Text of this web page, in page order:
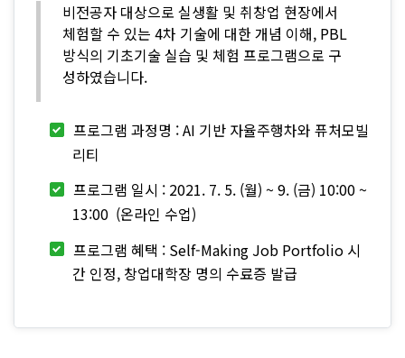
비전공자 대상으로 실생활 및 취창업 현장에서
체험할 수 있는 4차 기술에 대한 개념 이해, PBL
방식의 기초기술 실습 및 체험 프로그램으로 구
성하였습니다.
프로그램 과정명 : AI 기반 자율주행차와 퓨처모빌
리티
프로그램 일시 : 2021. 7. 5. (월) ~ 9. (금) 10:00 ~
13:00 (온라인 수업)
프로그램 혜택 : Self-Making Job Portfolio 시
간 인정, 창업대학장 명의 수료증 발급